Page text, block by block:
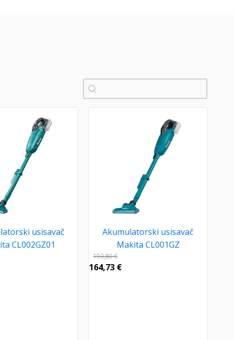
Pretraži
usisavač
CL002GZ01
Akumulatorski usisavač
Makita CL001GZ
193,80€
164,73 €